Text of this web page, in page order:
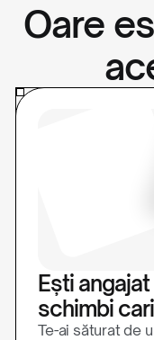
Oare
Ești
schimbi
Te-ai săturat de